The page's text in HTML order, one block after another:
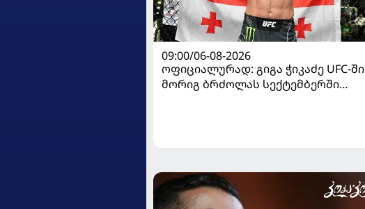
09:00/06-08-2026
ოფიციალურად: გიგა ჭიკაძე UFC-ში
მორიგ ბრძოლას სექტემბერში